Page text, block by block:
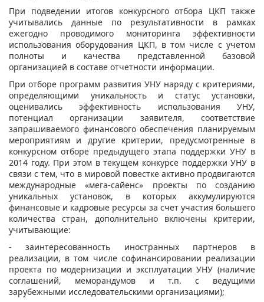
При подведении итогов конкурсного отбора ЦКП также
учитывались данные по результативности в рамках
ежегодно проводимого мониторинга эффективности
использования оборудования ЦКП, в том числе с учетом
полноты и качества представленной базовой
организацией в составе отчетности информации.
При отборе программ развития УНУ наряду с критериями,
определяющими уникальность и статус установки,
оценивались эффективность использования УНУ,
потенциал организации заявителя, соответствие
запрашиваемого финансового обеспечения планируемым
мероприятиям и другие критерии, предусмотренные в
конкурсном отборе предыдущего этапа поддержки УНУ в
2014 году. При этом в текущем конкурсе поддержки УНУ в
связи с тем, что в мировой повестке активно продвигаются
международные «мега-сайенс» проекты по созданию
уникальных установок, в которых аккумулируются
финансовые и кадровые ресурсы за счет участия большего
количества стран, дополнительно включены критерии,
учитывающие:
- заинтересованность иностранных партнеров в
реализации, в том числе софинансировании реализации
проекта по модернизации и эксплуатации УНУ (наличие
соглашений, меморандумов и т.п. с ведущими
зарубежными исследовательскими организациями);